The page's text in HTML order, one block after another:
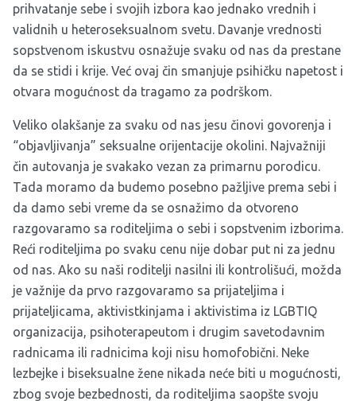
prihvatanje sebe i svojih izbora kao jednako vrednih i
validnih u heteroseksualnom svetu. Davanje vrednosti
sopstvenom iskustvu osnažuje svaku od nas da prestane
da se stidi i krije. Već ovaj čin smanjuje psihičku napetost i
otvara mogućnost da tragamo za podrškom.
Veliko olakšanje za svaku od nas jesu činovi govorenja i
“objavljivanja” seksualne orijentacije okolini. Najvažniji
čin autovanja je svakako vezan za primarnu porodicu.
Tada moramo da budemo posebno pažljive prema sebi i
da damo sebi vreme da se osnažimo da otvoreno
razgovaramo sa roditeljima o sebi i sopstvenim izborima.
Reći roditeljima po svaku cenu nije dobar put ni za jednu
od nas. Ako su naši roditelji nasilni ili kontrolišući, možda
je važnije da prvo razgovaramo sa prijateljima i
prijateljicama, aktivistkinjama i aktivistima iz LGBTIQ
organizacija, psihoterapeutom i drugim savetodavnim
radnicama ili radnicima koji nisu homofobični. Neke
lezbejke i biseksualne žene nikada neće biti u mogućnosti,
zbog svoje bezbednosti, da roditeljima saopšte svoju